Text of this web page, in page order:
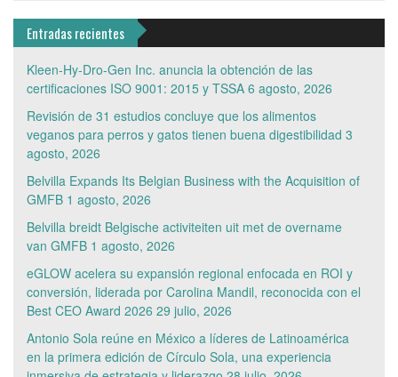
Entradas recientes
Kleen-Hy-Dro-Gen Inc. anuncia la obtención de las
certificaciones ISO 9001: 2015 y TSSA 6 agosto, 2026
Revisión de 31 estudios concluye que los alimentos
veganos para perros y gatos tienen buena digestibilidad 3
agosto, 2026
Belvilla Expands Its Belgian Business with the Acquisition of
GMFB 1 agosto, 2026
Belvilla breidt Belgische activiteiten uit met de overname
van GMFB 1 agosto, 2026
eGLOW acelera su expansión regional enfocada en ROI y
conversión, liderada por Carolina Mandil, reconocida con el
Best CEO Award 2026 29 julio, 2026
Antonio Sola reúne en México a líderes de Latinoamérica
en la primera edición de Círculo Sola, una experiencia